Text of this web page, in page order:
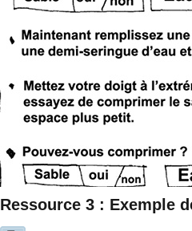
Ressource 3 : Exemple